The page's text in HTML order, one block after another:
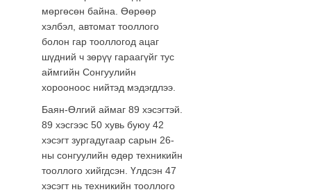
мөргөсөн байна. Өөрөөр
хэлбэл, автомат тооллого
болон гар тооллогод ацаг
шүдний ч зөрүү гараагүйг тус
аймгийн Сонгуулийн
хорооноос нийтэд мэдэгдлээ.
Баян-Өлгий аймаг 89 хэсэгтэй.
89 хэсгээс 50 хувь буюу 42
хэсэгт зургадугаар сарын 26-
ны сонгуулийн өдөр техникийн
тооллого хийгдсэн. Үлдсэн 47
хэсэгт нь техникийн тооллого